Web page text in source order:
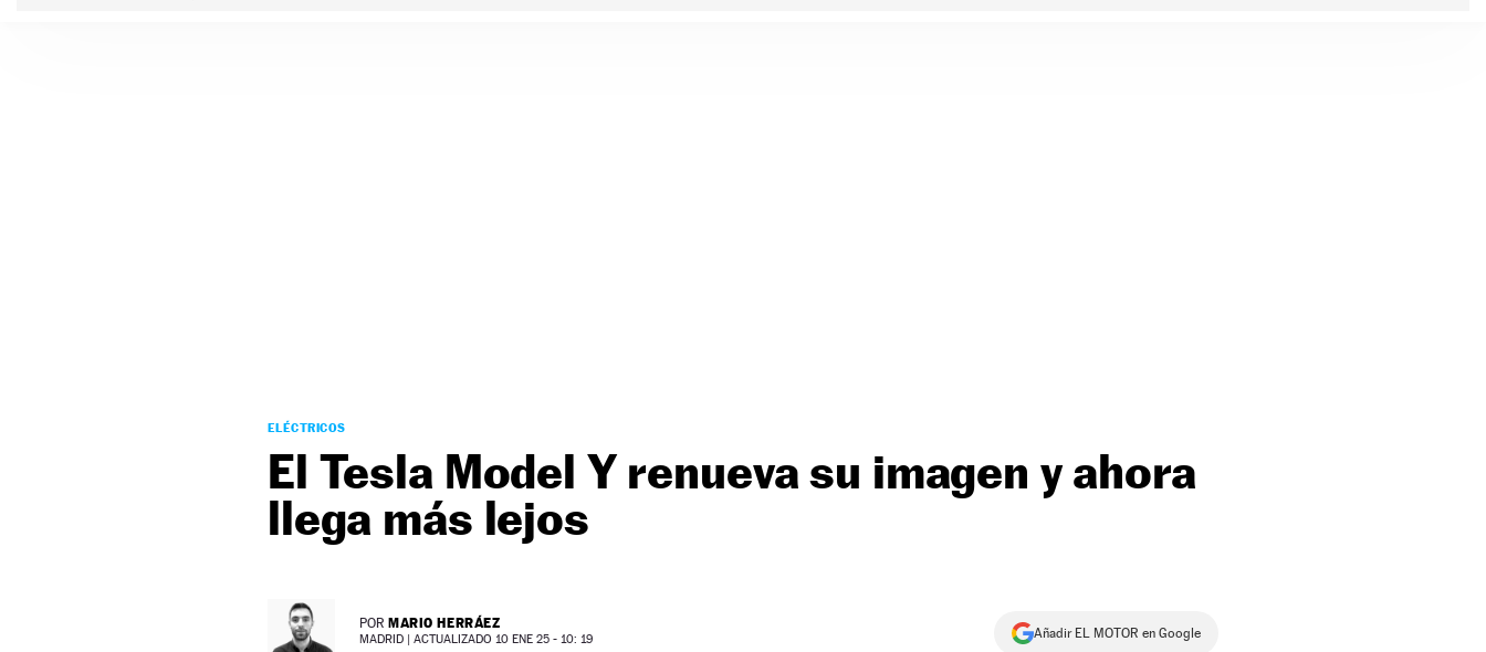
ELÉCTRICOS
El Tesla Model Y renueva su imagen y ahora
llega más lejos
POR MARIO HERRÁEZ
MADRID | ACTUALIZADO 10 ENE 25 - 10: 19 Añadir EL MOTOR en Google